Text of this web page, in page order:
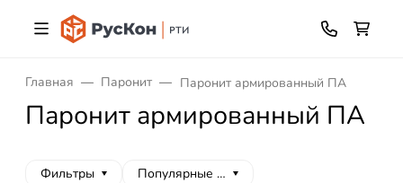
Главная Паронит Паронит армированный ПА
Паронит армированный ПА
Фильтры Популярные сначала